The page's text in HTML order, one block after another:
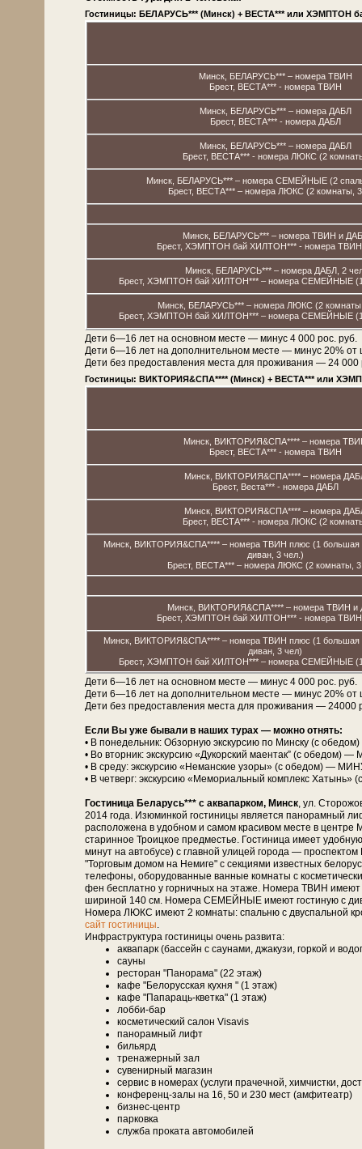
Гостиницы: БЕЛАРУСЬ*** (Минск) + ВЕСТА*** или ХЭМПТОН
Минск, БЕЛАРУСЬ*** – номера ТВИН
Брест, ВЕСТА*** - номера ТВИН
Минск, БЕЛАРУСЬ*** – номера ДАБЛ
Брест, ВЕСТА*** - номера ДАБЛ
Минск, БЕЛАРУСЬ*** – номера ДАБЛ
Брест, ВЕСТА*** - номера ЛЮКС (2
Минск, БЕЛАРУСЬ*** – номера СЕМЕЙНЫЕ (2
Брест, ВЕСТА*** – номера ЛЮКС (2 комнаты,
Минск, БЕЛАРУСЬ*** – номера ТВИН и
Брест, ХЭМПТОН бай ХИЛТОН*** - номера
Минск, БЕЛАРУСЬ*** – номера ДАБЛ, 2
Брест, ХЭМПТОН бай ХИЛТОН*** – номера СЕМЕЙНЫЕ (1
Минск, БЕЛАРУСЬ*** – номера ЛЮКС (2
Брест, ХЭМПТОН бай ХИЛТОН*** – номера СЕМЕЙНЫЕ (1
Дети 6—16 лет на основном месте — минус 4 000 рос. руб.
Дети 6—16 лет на дополнительном месте — минус 20%
Дети без предоставления места для проживания — 24 000
Гостиницы: ВИКТОРИЯ&СПА**** (Минск) + ВЕСТА*** или
Минск, ВИКТОРИЯ&СПА**** – номера
Брест, ВЕСТА*** - номера ТВИН
Минск, ВИКТОРИЯ&СПА**** – номера
Брест, Веста*** - номера ДАБЛ
Минск, ВИКТОРИЯ&СПА**** – номера
Брест, ВЕСТА*** - номера ЛЮКС (2
Минск, ВИКТОРИЯ&СПА**** – номера ТВИН плюс (1 большая
диван, 3 чел.)
Брест, ВЕСТА*** – номера ЛЮКС (2 комнаты, 3
Минск, ВИКТОРИЯ&СПА**** – номера ТВИН и
Брест, ХЭМПТОН бай ХИЛТОН*** - номера
Минск, ВИКТОРИЯ&СПА**** – номера ТВИН плюс (1 большая
диван, 3 чел)
Брест, ХЭМПТОН бай ХИЛТОН*** – номера СЕМЕЙНЫЕ (1
Дети 6—16 лет на основном месте — минус 4 000 рос. руб.
Дети 6—16 лет на дополнительном месте — минус 20%
Дети без предоставления места для проживания — 24000
Если Вы уже бывали в наших турах — можно отнять:
• В понедельник: Обзорную экскурсию по Минску (с
• Во вторник: экскурсию «Дукорский маентак” (с обедом)
• В среду: экскурсию «Неманские узоры» (с обедом) —
• В четверг: экскурсию «Мемориальный комплекс
Гостиница Беларусь*** с аквапарком, Минск, ул.
2014 года. Изюминкой гости­ни­цы является панорамный
расположена в удобном и самом красивом месте в центре
старинное Троицкое предместье. Гостиница имеет
минут на автобусе) с главной улицей города —
"Торговым домом на Немиге" с секциями известных
телефоны, оборудованные ванные комнаты с
фен бесплатно у горничных на этаже. Номера ТВИН
шириной 140 см. Номера СЕМЕЙНЫЕ имеют гостиную с
Номера ЛЮКС имеют 2 комнаты: спальню с двуспальной
сайт гостиницы.
Инфраструктура гостиницы очень развита:
аквапарк (бассейн с саунами, джакузи, горкой и
сауны
ресторан "Панорама" (22 этаж)
кафе "Белорусская кухня " (1 этаж)
кафе "Папараць-кветка" (1 этаж)
лобби-бар
косметический салон Visavis
панорамный лифт
бильярд
тренажерный зал
сувенирный магазин
сервис в номерах (услуги прачечной, химчистки,
конференц-залы на 16, 50 и 230 мест (амфитеатр)
бизнес-центр
парковка
служба проката автомобилей